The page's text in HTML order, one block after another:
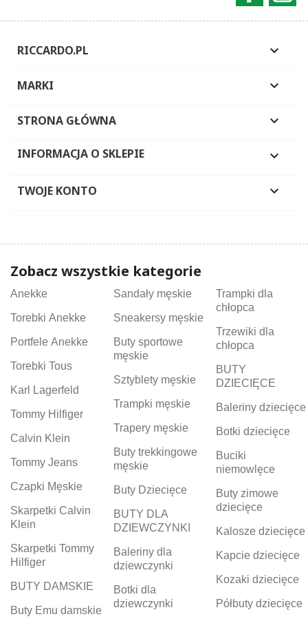
RICCARDO.PL 
MARKI 
STRONA GŁÓWNA 
INFORMACJA O SKLEPIE 
TWOJE KONTO 
Zobacz wszystkie kategorie
Anekke
Torebki Anekke
Portfele Anekke
Torebki Tous
Karl Lagerfeld
Tommy Hilfiger
Calvin Klein
Tommy Jeans
Czapki Męskie
Skarpetki Calvin
Klein
Skarpetki Tommy
Hilfiger
BUTY DAMSKIE
Buty Emu damskie
Sandały męskie
Sneakersy męskie
Buty sportowe
męskie
Sztyblety męskie
Trampki męskie
Trapery męskie
Buty trekkingowe
męskie
Buty Dziecięce
BUTY DLA
DZIEWCZYNKI
Baleriny dla
dziewczynki
Botki dla
dziewczynki
Trampki dla
chłopca
Trzewiki dla
chłopca
BUTY
DZIECIĘCE
Baleriny dziecięce
Botki dziecięce
Buciki
niemowlęce
Buty zimowe
dziecięce
Kalosze dziecięce
Kapcie dziecięce
Kozaki dziecięce
Półbuty dziecięce